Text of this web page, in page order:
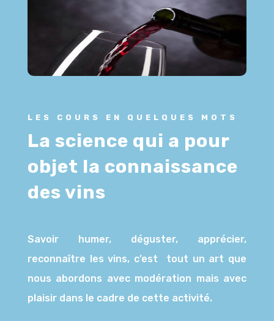
LES COURS EN QUELQUES MOTS
La science qui a pour
objet la connaissance
des vins
Savoir humer, déguster, apprécier,
reconnaître les vins, c’est tout un art que
nous abordons avec modération mais avec
plaisir dans le cadre de cette activité.